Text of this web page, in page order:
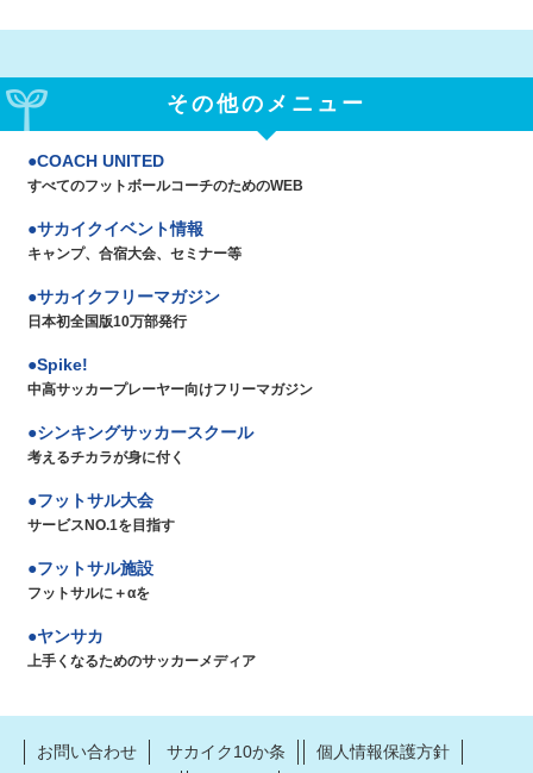
その他のメニュー
COACH UNITED
すべてのフットボールコーチのためのWEB
サカイクイベント情報
キャンプ、合宿大会、セミナー等
サカイクフリーマガジン
日本初全国版10万部発行
Spike!
中高サッカープレーヤー向けフリーマガジン
シンキングサッカースクール
考えるチカラが身に付く
フットサル大会
サービスNO.1を目指す
フットサル施設
フットサルに＋αを
ヤンサカ
上手くなるためのサッカーメディア
お問い合わせ サカイク10か条
個人情報保護方針